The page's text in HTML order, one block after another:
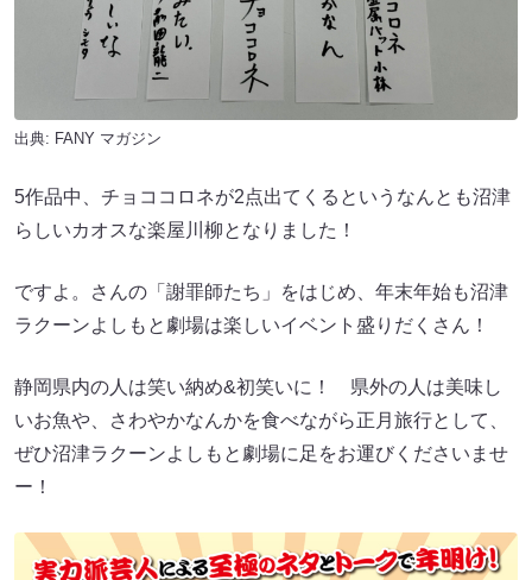
出典: FANY マガジン
5作品中、チョココロネが2点出てくるというなんとも沼津
らしいカオスな楽屋川柳となりました！
ですよ。さんの「謝罪師たち」をはじめ、年末年始も沼津
ラクーンよしもと劇場は楽しいイベント盛りだくさん！
静岡県内の人は笑い納め&初笑いに！ 県外の人は美味し
いお魚や、さわやかなんかを食べながら正月旅行として、
ぜひ沼津ラクーンよしもと劇場に足をお運びくださいませ
ー！